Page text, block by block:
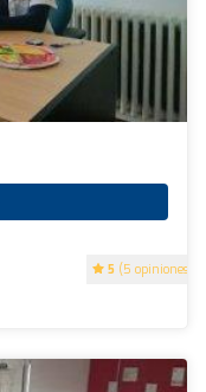
5 (5 opiniones)